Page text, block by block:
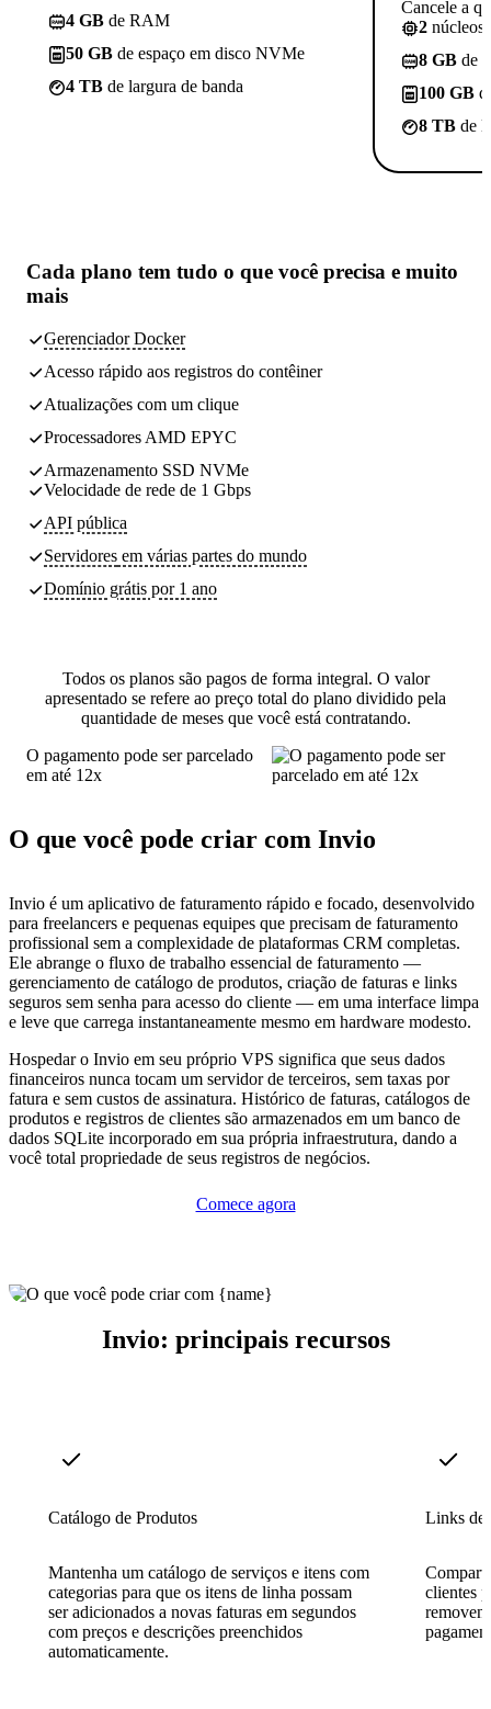
4 GB de RAM
50 GB de espaço em disco NVMe
4 TB de largura de banda
Cancele a
2 núcleos
8 GB de
100 GB
8 TB de
Cada plano tem tudo o que você precisa e muito
mais
Gerenciador Docker
Acesso rápido aos registros do contêiner
Atualizações com um clique
Processadores AMD EPYC
Armazenamento SSD NVMe
Velocidade de rede de 1 Gbps
API pública
Servidores em várias partes do mundo
Domínio grátis por 1 ano
Todos os planos são pagos de forma integral. O valor
apresentado se refere ao preço total do plano dividido pela
quantidade de meses que você está contratando.
O pagamento pode ser parcelado
em até 12x
O que você pode criar com Invio
Invio é um aplicativo de faturamento rápido e focado, desenvolvido
para freelancers e pequenas equipes que precisam de faturamento
profissional sem a complexidade de plataformas CRM completas.
Ele abrange o fluxo de trabalho essencial de faturamento —
gerenciamento de catálogo de produtos, criação de faturas e links
seguros sem senha para acesso do cliente — em uma interface limpa
e leve que carrega instantaneamente mesmo em hardware modesto.
Hospedar o Invio em seu próprio VPS significa que seus dados
financeiros nunca tocam um servidor de terceiros, sem taxas por
fatura e sem custos de assinatura. Histórico de faturas, catálogos de
produtos e registros de clientes são armazenados em um banco de
dados SQLite incorporado em sua própria infraestrutura, dando a
você total propriedade de seus registros de negócios.
Comece agora
Invio: principais recursos
Catálogo de Produtos
Mantenha um catálogo de serviços e itens com
categorias para que os itens de linha possam
ser adicionados a novas faturas em segundos
com preços e descrições preenchidos
automaticamente.
Links de
clientes